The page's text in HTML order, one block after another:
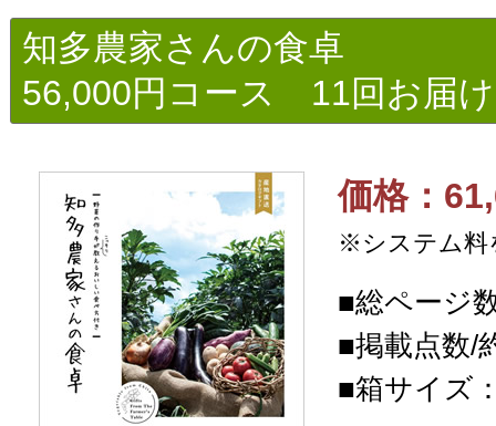
知多農家さんの食卓
56,000円コース 11回お届
価格：
※システム料
■総ページ
■掲載点数/
■箱サイズ